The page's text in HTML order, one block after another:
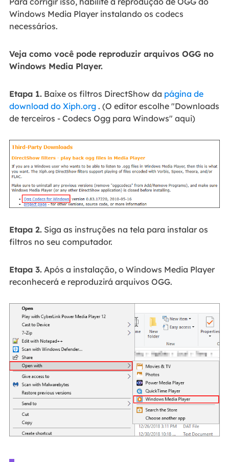
Windows Media Player instalando os codecs
necessários.
Veja como você pode reproduzir arquivos OGG no
Windows Media Player.
Etapa 1.Baixe os filtros DirectShow da página de
download do Xiph.org. (O editor escolhe "Downloads
de terceiros - Codecs Ogg para Windows" aqui)
Etapa 2.Siga as instruções na tela para instalar os
filtros no seu computador.
Etapa 3.Após a instalação, o Windows Media Player
reconhecerá e reproduzirá arquivos OGG.